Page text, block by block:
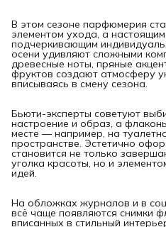
В этом сезоне парфюмерия
элементом ухода, а
подчеркивающим
осени удивляют сложными
древесные ноты, пряные
фруктов создают атмосферу
вписываясь в смену сезона.
Бьюти-эксперты советуют
настроение и образ, а
месте — например, на
пространстве. Эстетично
становится не только
уголка красоты, но и
идей.
На обложках журналов и в
всё чаще появляются снимки
вписанных в стильный